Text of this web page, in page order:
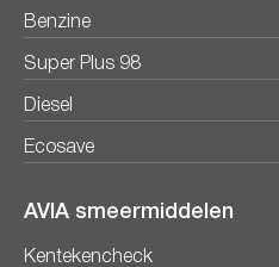
Benzine
Super Plus 98
Diesel
Ecosave
AVIA smeermiddelen
Kentekencheck